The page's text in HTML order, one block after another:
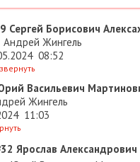
Сергей Борисович
Андрей Жингель
08:52
Васильевич
Жингель
11:03
Ярослав Александрович